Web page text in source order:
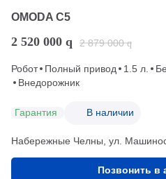
OMODA C5
2 520 000 q 2 879 000 q
Робот Полный привод 1.5 л.
Внедорожник
Гарантия В наличии
Набережные Челны, ул.
Позвонить в